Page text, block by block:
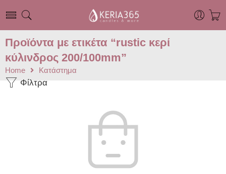
Προϊόντα με ετικέτα “rustic κερί
κύλινδρος 200/100mm”
Home Κατάστημα
Φίλτρα